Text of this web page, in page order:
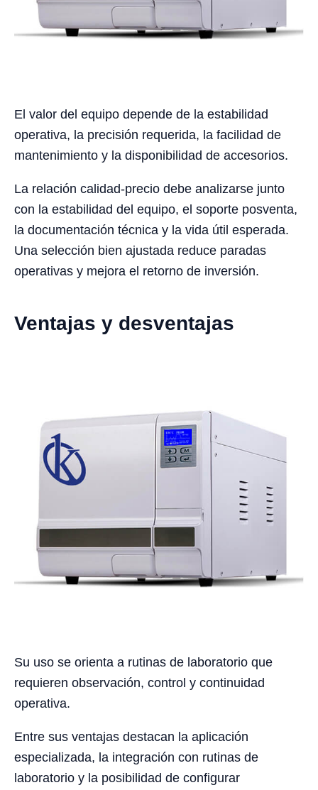
El valor del equipo depende de la estabilidad
operativa, la precisión requerida, la facilidad de
mantenimiento y la disponibilidad de accesorios.
La relación calidad-precio debe analizarse junto
con la estabilidad del equipo, el soporte posventa,
la documentación técnica y la vida útil esperada.
Una selección bien ajustada reduce paradas
operativas y mejora el retorno de inversión.
Ventajas y desventajas
Su uso se orienta a rutinas de laboratorio que
requieren observación, control y continuidad
operativa.
Entre sus ventajas destacan la aplicación
especializada, la integración con rutinas de
laboratorio y la posibilidad de configurar